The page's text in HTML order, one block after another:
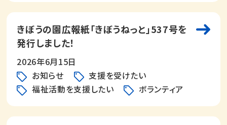
きぼうの園広報紙「きぼうねっと」537号を
発行しました！
2026年6月15日
お知らせ
支援を受けたい
福祉活動を支援したい
ボランティア